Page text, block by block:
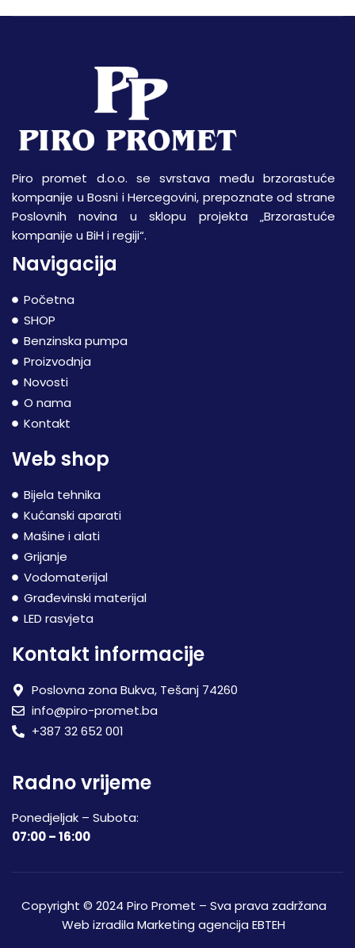
Piro promet d.o.o. se svrstava među brzorastuće
kompanije u Bosni i Hercegovini, prepoznate od strane
Poslovnih novina u sklopu projekta „Brzorastuće
kompanije u BiH i regiji“.
Navigacija
Početna
SHOP
Benzinska pumpa
Proizvodnja
Novosti
O nama
Kontakt
Web shop
Bijela tehnika
Kućanski aparati
Mašine i alati
Grijanje
Vodomaterijal
Građevinski materijal
LED rasvjeta
Kontakt informacije
Poslovna zona Bukva, Tešanj 74260
info@piro-promet.ba
+387 32 652 001
Radno vrijeme
Ponedjeljak – Subota:
07:00 – 16:00
Copyright © 2024 Piro Promet – Sva prava zadržana
Web izradila Marketing agencija EBTEH